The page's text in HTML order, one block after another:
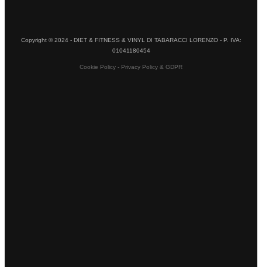
Copyright © 2024 - DIET & FITNESS & VINYL DI TABARACCI LORENZO - P. IVA:
01041180454
Cookie Policy - Privacy Policy & GDPR